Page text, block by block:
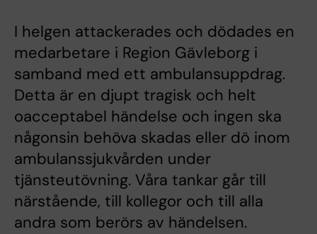
I helgen attackerades och dödades en
medarbetare i Region Gävleborg i
samband med ett ambulansuppdrag.
Detta är en djupt tragisk och helt
oacceptabel händelse och ingen ska
någonsin behöva skadas eller dö inom
ambulanssjukvården under
tjänsteutövning. Våra tankar går till
närstående, till kollegor och till alla
andra som berörs av händelsen.